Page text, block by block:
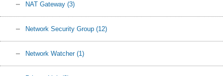
NAT Gateway (3)
Network Security Group (12)
Network Watcher (1)